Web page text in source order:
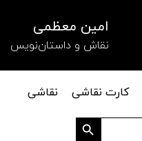
امین معظمی
نقاش و داستان‌نویس
کارت نقاشی
نقاشی